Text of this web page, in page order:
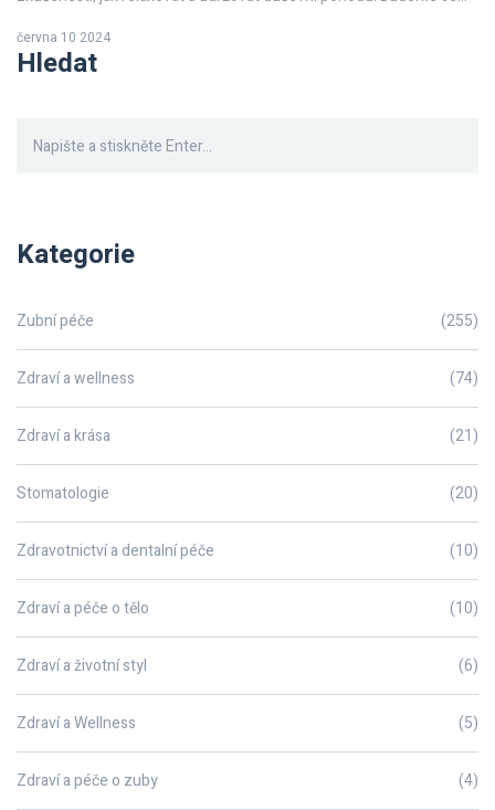
zdravému životnímu stylu.
června 10 2024
Hledat
Kategorie
Zubní péče (255)
Zdraví a wellness (74)
Zdraví a krása (21)
Stomatologie (20)
Zdravotnictví a dentalní péče (10)
Zdraví a péče o tělo (10)
Zdraví a životní styl (6)
Zdraví a Wellness (5)
Zdraví a péče o zuby (4)